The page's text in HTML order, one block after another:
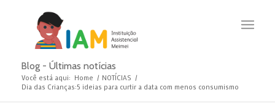
Blog - Últimas notícias
Você está aqui: Home / NOTÍCIAS /
Dia das Crianças:5 ideias para curtir a data com menos consumismo